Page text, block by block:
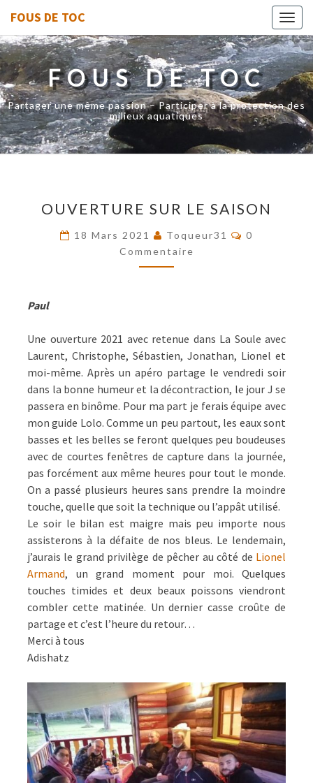
FOUS DE TOC
FOUS DE TOC
Partager une même passion – Participer à la protection des
milieux aquatiques
SUR
SAISON
OUVERTURE SUR LE SAISON
18 Mars 2021 Toqueur31
0
Commentaire
Paul
Une ouverture 2021 avec retenue dans La Soule avec
Laurent, Christophe, Sébastien, Jonathan, Lionel et
moi-même. Après un apéro partage le vendredi soir
dans la bonne humeur et la décontraction, le jour J se
passera en binôme. Pour ma part je ferais équipe avec
mon guide Lolo. Comme un peu partout, les eaux sont
basses et les belles se feront quelques peu boudeuses
avec de courtes fenêtres de capture dans la journée,
pas forcément aux même heures pour tout le monde.
On a passé plusieurs heures sans prendre la moindre
touche, quelle que soit la technique ou l’appât utilisé.
Le soir le bilan est maigre mais peu importe nous
assisterons à la défaite de nos bleus. Le lendemain,
j’aurais le grand privilège de pêcher au côté de Lionel
Armand, un grand moment pour moi. Quelques
touches timides et deux beaux poissons viendront
combler cette matinée. Un dernier casse croûte de
partage et c’est l’heure du retour…
Merci à tous
Adishatz